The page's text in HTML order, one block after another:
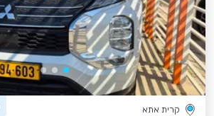
קרית אתא